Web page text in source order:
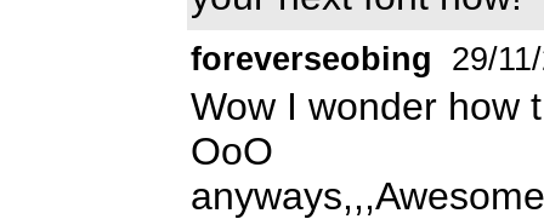
foreverseobing 29/
Wow I wonder how
OoO